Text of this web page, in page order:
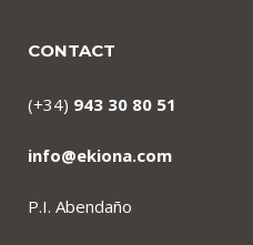
CONTACT
(+34) 943 30 80 51
info@ekiona.com
P.I. Abendaño